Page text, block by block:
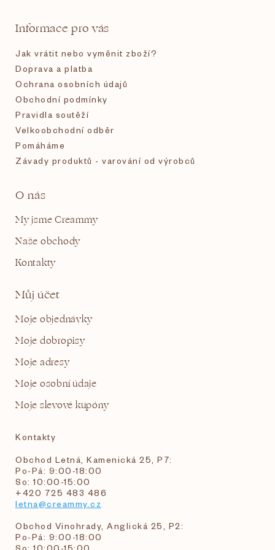
Informace pro vás
Jak vrátit nebo vyměnit zboží?
Doprava a platba
Ochrana osobních údajů
Obchodní podmínky
Pravidla soutěží
Velkoobchodní odběr
Pomáháme
Závady produktů - varování od výrobců
O nás
My jsme Creammy
Naše obchody
Kontakty
Můj účet
Moje objednávky
Moje dobropisy
Moje adresy
Moje osobní údaje
Moje slevové kupóny
Kontakty
Obchod Letná, Kamenická 25, P7:
Po-Pá: 9:00-18:00
So: 10:00-15:00
+420 725 483 486
letna@creammy.cz
Obchod Vinohrady, Anglická 25, P2:
Po-Pá: 9:00-18:00